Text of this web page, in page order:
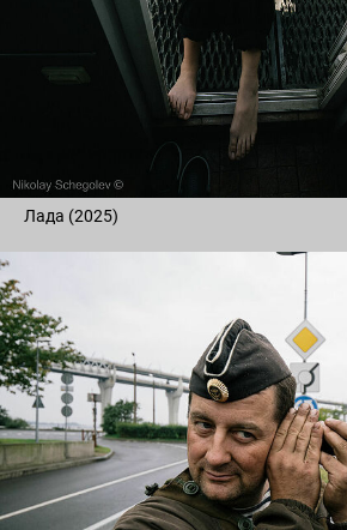
Лада (2025)